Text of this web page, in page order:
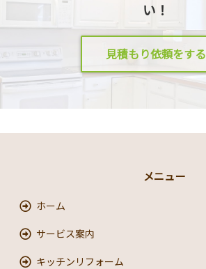
い！
見積もり依頼をする
メニュー
ホーム
サービス案内
キッチンリフォーム